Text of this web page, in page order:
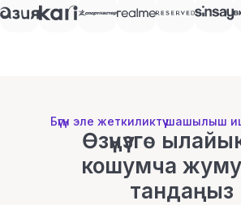
Бүгүн эле жеткиликтүү шашылыш
Өзүңүзгө
кошумча
тандаңыз